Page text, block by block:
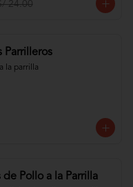
24.00
Parrilleros
la parrilla
de Pollo a la Parrilla